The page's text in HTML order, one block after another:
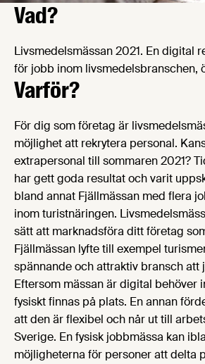
Vad?
Livsmedelsmässan 2021. En digital
för jobb inom livsmedelsbranschen,
Varför?
För dig som företag är
möjlighet att rekrytera personal.
extrapersonal till sommaren 2021?
har gett goda resultat och varit
bland annat Fjällmässan med flera
inom turistnäringen.
sätt att marknadsföra ditt företag
Fjällmässan lyfte till exempel
spännande och attraktiv bransch att
Eftersom mässan är digital behöver
fysiskt finnas på plats. En annan
att den är flexibel och når ut till
Sverige. En fysisk jobbmässa kan
möjligheterna för personer att delta